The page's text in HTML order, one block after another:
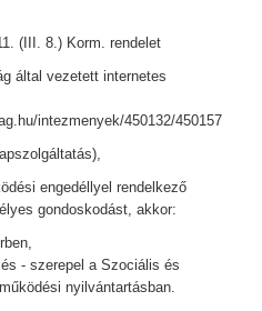
(III. 8.) Korm. rendelet
által vezetett internetes
intezmenyek/450132/450157
engedéllyel rendelkező
gondoskodást, akkor:
- szerepel a Szociális és
nyilvántartásban.